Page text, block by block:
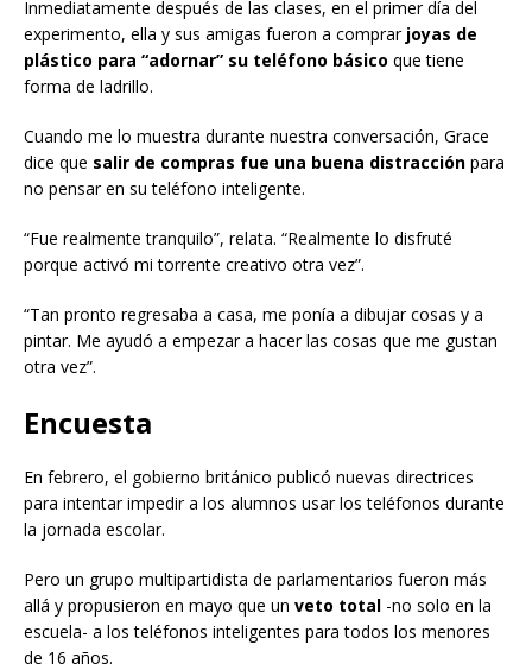
Inmediatamente después de las clases, en el primer día del
experimento, ella y sus amigas fueron a comprar joyas de
plástico para “adornar” su teléfono básico que tiene
forma de ladrillo.
Cuando me lo muestra durante nuestra conversación, Grace
dice que salir de compras fue una buena distracción para
no pensar en su teléfono inteligente.
“Fue realmente tranquilo”, relata. “Realmente lo disfruté
porque activó mi torrente creativo otra vez”.
“Tan pronto regresaba a casa, me ponía a dibujar cosas y a
pintar. Me ayudó a empezar a hacer las cosas que me gustan
otra vez”.
Encuesta
En febrero, el gobierno británico publicó nuevas directrices
para intentar impedir a los alumnos usar los teléfonos durante
la jornada escolar.
Pero un grupo multipartidista de parlamentarios fueron más
allá y propusieron en mayo que un veto total -no solo en la
escuela- a los teléfonos inteligentes para todos los menores
de 16 años.